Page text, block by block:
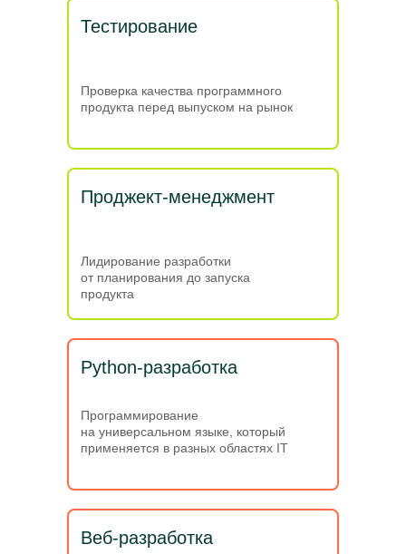
Проджект-менеджмент
Лидирование разработки
от планирования до запуска
продукта
Python-разработка
Программирование
на универсальном языке, который
применяется в разных областях IT
Тестирование
Проверка качества программного
продукта перед выпуском на рынок
Веб-разработка